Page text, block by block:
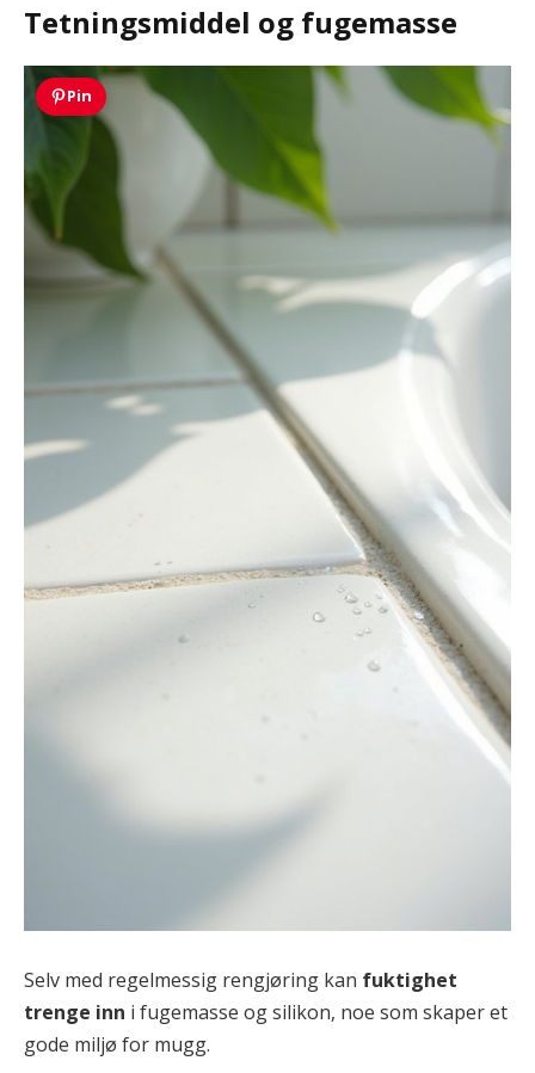
Tetningsmiddel og fugemasse
Pin
Selv med regelmessig rengjøring kan fuktighet
trenge inn i fugemasse og silikon, noe som skaper et
gode miljø for mugg.